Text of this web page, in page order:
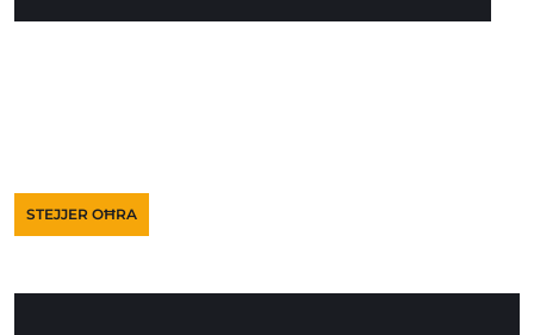
STEJJER OĦRA